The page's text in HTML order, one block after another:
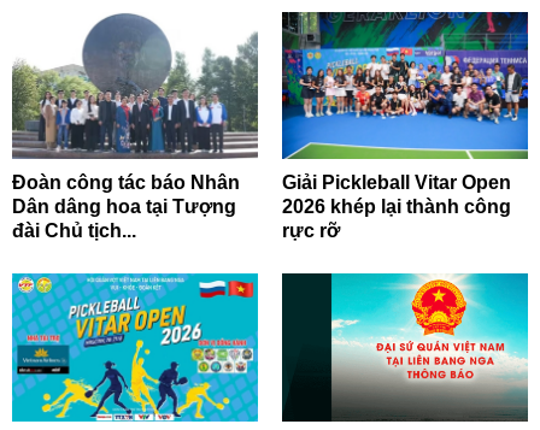
Đoàn công tác báo Nhân
Dân dâng hoa tại Tượng
đài Chủ tịch...
Giải Pickleball Vitar Open
2026 khép lại thành công
rực rỡ